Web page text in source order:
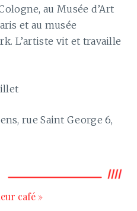
au Musée d’Art
et au musée
L’artiste vit et travaille
rue Saint George 6,
café »